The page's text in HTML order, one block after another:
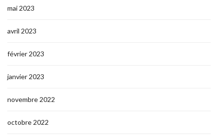
mai 2023
avril 2023
février 2023
janvier 2023
novembre 2022
octobre 2022